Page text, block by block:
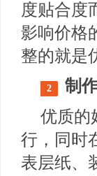
度贴合度
影响价格
整的就是
2 制
优质的
行，同时
表层纸、